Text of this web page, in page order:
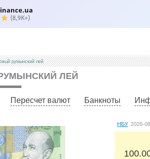
(8,9K+)
румынский лей
ЛЕЙ
Пересчет валют Банкноты
НБУ 2026-